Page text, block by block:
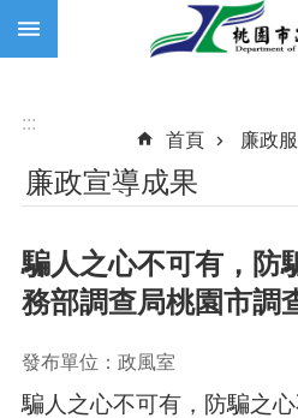
跳到主要內容區塊
:::
首頁
廉政
廉政宣導成果
騙人之心不可有，防
務部調查局桃園市調
發布單位：政風室
騙人之心不可有，防騙之